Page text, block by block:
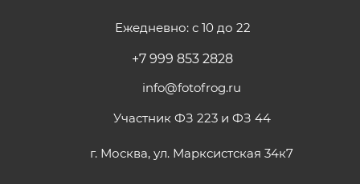
Ежедневно: с 10 до 22
+7 999 853 2828
info@fotofrog.ru
Участник ФЗ 223 и ФЗ 44
г. Москва, ул. Марксистская 34к7